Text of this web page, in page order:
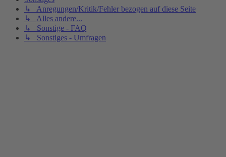
↳ Anregungen/Kritik/Fehler bezogen auf diese Seite
↳ Alles andere...
↳ Sonstige - FAQ
↳ Sonstiges - Umfragen